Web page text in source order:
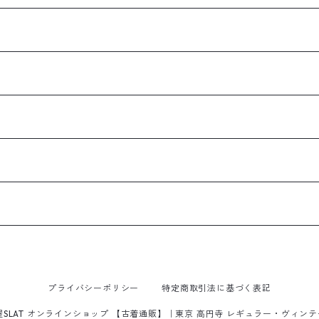
プライバシーポリシー 特定商取引法に基づく表記
オンラインショップ 【古着通販】｜東京 高円寺 レギュラー・ヴィンテ